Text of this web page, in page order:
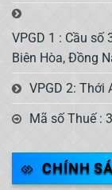
VPGD 1 : Cầu số
Biên Hòa, Đồng
VPGD 2: Thới
Mã số Thuế :
CHÍNH